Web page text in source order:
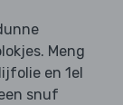
Meng
en 1el
snuf